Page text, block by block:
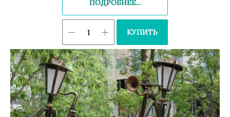
ПОДРОБНЕЕ...
КУПИТЬ